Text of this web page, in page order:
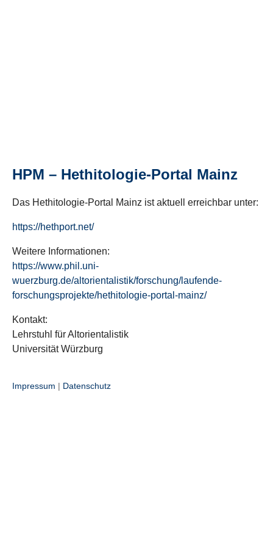
HPM – Hethitologie-Portal Mainz
Das Hethitologie-Portal Mainz ist aktuell erreichbar unter:
https://hethport.net/
Weitere Informationen:
https://www.phil.uni-
wuerzburg.de/altorientalistik/forschung/laufende-
forschungsprojekte/hethitologie-portal-mainz/
Kontakt:
Lehrstuhl für Altorientalistik
Universität Würzburg
Impressum | Datenschutz